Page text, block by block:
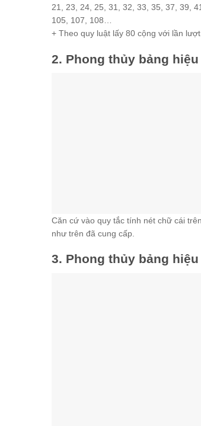
21, 23, 24, 25, 31, 32, 33, 35, 37, 39,
105, 107, 108…
+ Theo quy luật lấy 80 cộng với lần
2. Phong thủy bảng
Căn cứ vào quy tắc tính nét chữ cái
như trên đã cung cấp.
3. Phong thủy bảng